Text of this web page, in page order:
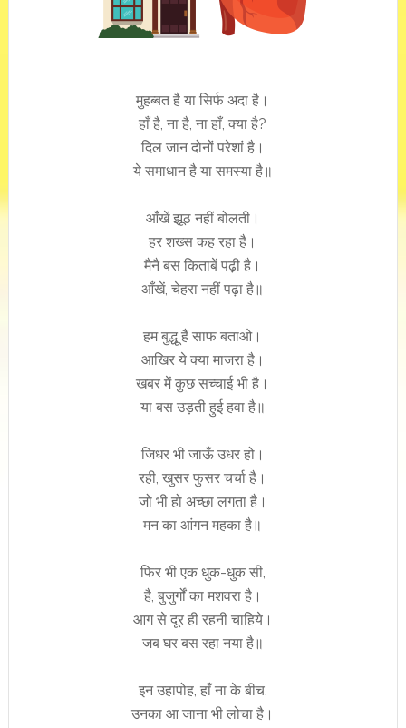
मुहब्बत है या सिर्फ अदा है।
हाँ है, ना है, ना हाँ, क्या है?
दिल जान दोनों परेशां है।
ये समाधान है या समस्या है॥
आँखें झूठ नहीं बोलती।
हर शख्स कह रहा है।
मैनै बस किताबें पढ़ी है।
आँखें, चेहरा नहीं पढ़ा है॥
हम बुद्धू हैं साफ बताओ।
आखिर ये क्या माजरा है।
खबर में कुछ सच्चाई भी है।
या बस उड़ती हुई हवा है॥
जिधर भी जाऊँ उधर हो।
रही, खुसर फुसर चर्चा है।
जो भी हो अच्छा लगता है।
मन का आंगन महका है॥
फिर भी एक धुक-धुक सी,
है, बुजुर्गों का मशवरा है।
आग से दूर ही रहनी चाहिये।
जब घर बस रहा नया है॥
इन उहापोह, हाँ ना के बीच,
उनका आ जाना भी लोचा है।